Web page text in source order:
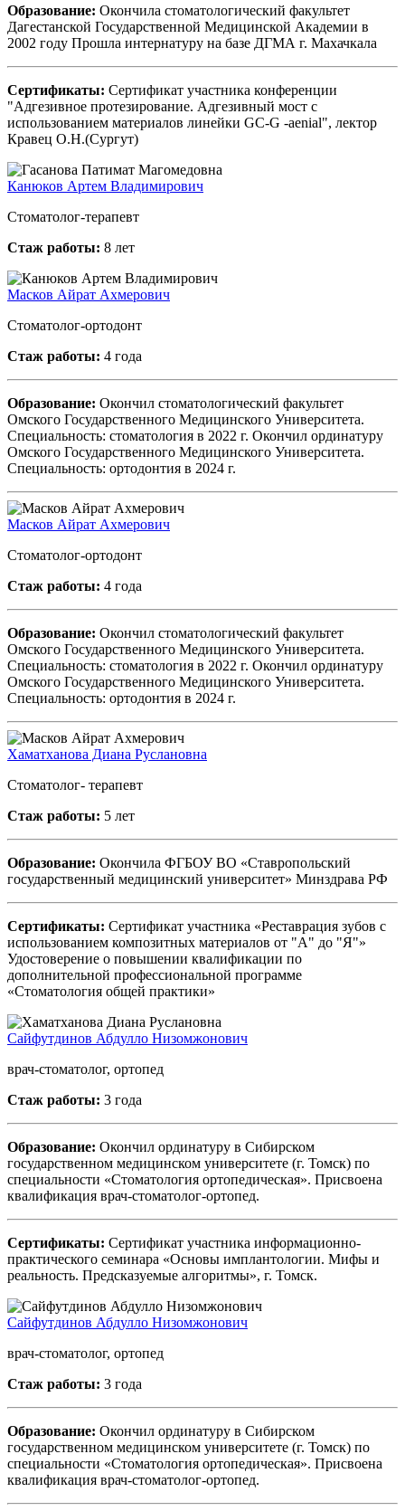
Образование: Окончила стоматологический факультет
Дагестанской Государственной Медицинской Академии в
2002 году Прошла интернатуру на базе ДГМА г. Махачкала
Сертификаты: Сертификат участника конференции
"Адгезивное протезирование. Адгезивный мост с
использованием материалов линейки GC-G -aenial", лектор
Кравец О.Н.(Сургут)
Канюков Артем Владимирович
Стоматолог-терапевт
Стаж работы: 8 лет
Масков Айрат Ахмерович
Стоматолог-ортодонт
Стаж работы: 4 года
Образование: Окончил стоматологический факультет
Омского Государственного Медицинского Университета.
Специальность: стоматология в 2022 г. Окончил ординатуру
Омского Государственного Медицинского Университета.
Специальность: ортодонтия в 2024 г.
Масков Айрат Ахмерович
Стоматолог-ортодонт
Стаж работы: 4 года
Образование: Окончил стоматологический факультет
Омского Государственного Медицинского Университета.
Специальность: стоматология в 2022 г. Окончил ординатуру
Омского Государственного Медицинского Университета.
Специальность: ортодонтия в 2024 г.
Хаматханова Диана Руслановна
Стоматолог- терапевт
Стаж работы: 5 лет
Образование: Окончила ФГБОУ ВО «Ставропольский
государственный медицинский университет» Минздрава РФ
Сертификаты: Сертификат участника «Реставрация зубов с
использованием композитных материалов от "А" до "Я"»
Удостоверение о повышении квалификации по
дополнительной профессиональной программе
«Стоматология общей практики»
Сайфутдинов Абдулло Низомжонович
врач-стоматолог, ортопед
Стаж работы: 3 года
Образование: Окончил ординатуру в Сибирском
государственном медицинском университете (г. Томск) по
специальности «Стоматология ортопедическая». Присвоена
квалификация врач-стоматолог-ортопед.
Сертификаты: Сертификат участника информационно-
практического семинара «Основы имплантологии. Мифы и
реальность. Предсказуемые алгоритмы», г. Томск.
Сайфутдинов Абдулло Низомжонович
врач-стоматолог, ортопед
Стаж работы: 3 года
Образование: Окончил ординатуру в Сибирском
государственном медицинском университете (г. Томск) по
специальности «Стоматология ортопедическая». Присвоена
квалификация врач-стоматолог-ортопед.